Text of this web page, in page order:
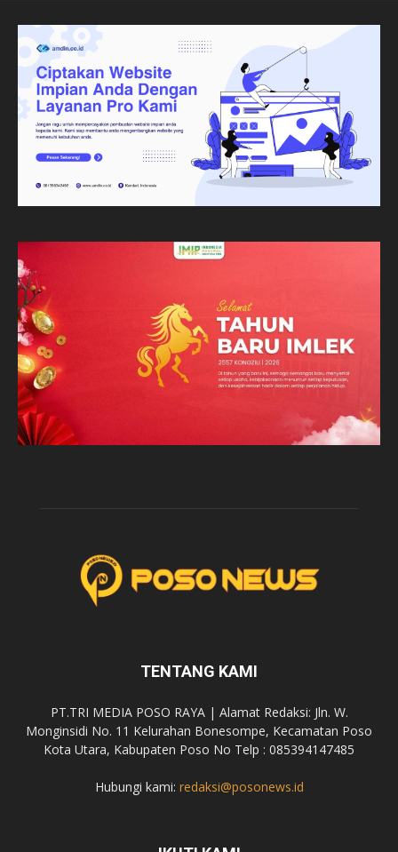
TENTANG KAMI
PT.TRI MEDIA POSO RAYA | Alamat Redaksi: Jln. W.
Monginsidi No. 11 Kelurahan Bonesompe, Kecamatan Poso
Kota Utara, Kabupaten Poso No Telp : 085394147485
Hubungi kami: redaksi@posonews.id